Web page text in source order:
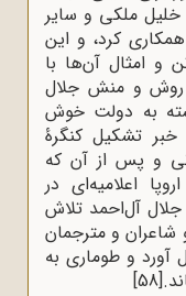
خلیل ملکی و سایر
کرد، و این
و امثال آن‌ها با
روش و منش جلال
به دولت خوش
خبر تشکیل کنگرۀ
و پس از آن که
اعلامیه‌ای در
آل‌احمد تلاش
و مترجمان
آورد و طوماری به
[58]